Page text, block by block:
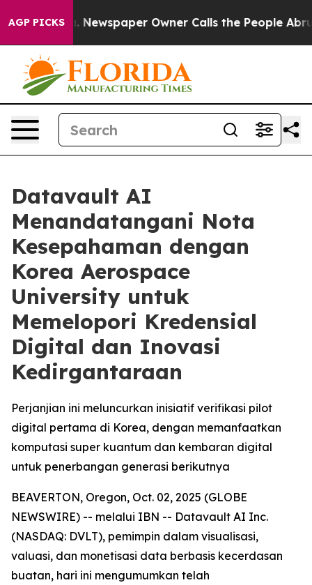
AGP PICKS
Newspaper Owner Calls the People Abruptly
Datavault AI
Menandatangani Nota
Kesepahaman dengan
Korea Aerospace
University untuk
Memelopori Kredensial
Digital dan Inovasi
Kedirgantaraan
Perjanjian ini meluncurkan inisiatif verifikasi pilot
digital pertama di Korea, dengan memanfaatkan
komputasi super kuantum dan kembaran digital
untuk penerbangan generasi berikutnya
BEAVERTON, Oregon, Oct. 02, 2025 (GLOBE
NEWSWIRE) -- melalui IBN -- Datavault AI Inc.
(NASDAQ: DVLT), pemimpin dalam visualisasi,
valuasi, dan monetisasi data berbasis kecerdasan
buatan, hari ini mengumumkan telah